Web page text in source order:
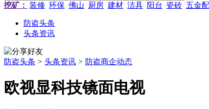
挖矿： 装修 环保 佛山 厨房 建材 洁具 阳台 瓷砖 五金
防盗头条
头条资讯
防盗头条 > 头条资讯 > 防盗商企动态
欧视显科技镜面电视